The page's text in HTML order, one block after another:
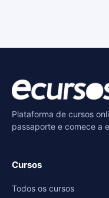
Plataforma de cursos
passaporte e comece a
Cursos
Todos os cursos